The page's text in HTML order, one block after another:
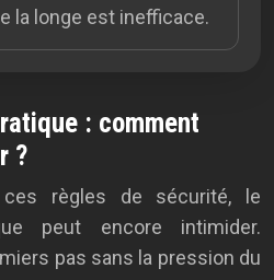
la longe est inefficace.
: comment
?
règles de sécurité, le
peut encore intimider.
pas sans la pression du